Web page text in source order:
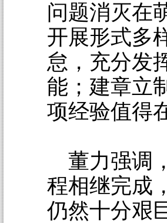
问题消灭在
开展形式多
怠，充分发
能；建章立
项经验值得
董力强调
程相继完成
仍然十分艰